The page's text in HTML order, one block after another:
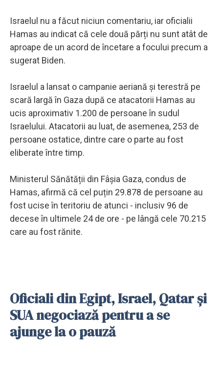
Israelul nu a făcut niciun comentariu, iar oficialii
Hamas au indicat că cele două părți nu sunt atât de
aproape de un acord de încetare a focului precum a
sugerat Biden.
Israelul a lansat o campanie aeriană și terestră pe
scară largă în Gaza după ce atacatorii Hamas au
ucis aproximativ 1.200 de persoane în sudul
Israelului. Atacatorii au luat, de asemenea, 253 de
persoane ostatice, dintre care o parte au fost
eliberate între timp.
Ministerul Sănătății din Fâșia Gaza, condus de
Hamas, afirmă că cel puțin 29.878 de persoane au
fost ucise în teritoriu de atunci - inclusiv 96 de
decese în ultimele 24 de ore - pe lângă cele 70.215
care au fost rănite.
Oficiali din Egipt, Israel, Qatar și
SUA negociază pentru a se
ajunge la o pauză